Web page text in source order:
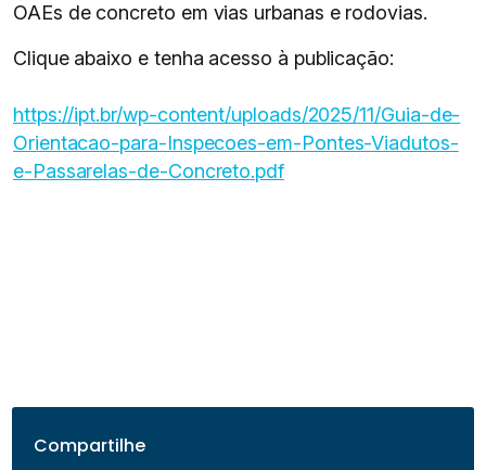
OAEs de concreto em vias urbanas e rodovias.
Clique abaixo e tenha acesso à publicação:
https://ipt.br/wp-content/uploads/2025/11/Guia-de-
Orientacao-para-Inspecoes-em-Pontes-Viadutos-
e-Passarelas-de-Concreto.pdf
Compartilhe